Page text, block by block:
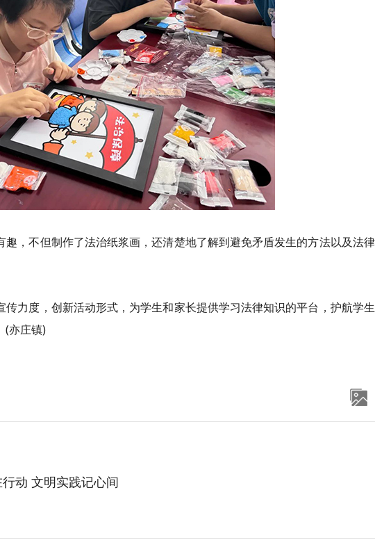
，不但制作了法治纸浆画，还清楚地了解到避免矛盾发生的方法以及法
力度，创新活动形式，为学生和家长提供学习法律知识的平台，护航学
(亦庄镇)
动 文明实践记心间